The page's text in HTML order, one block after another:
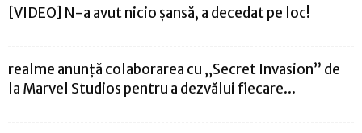
[VIDEO] N-a avut nicio șansă, a decedat pe loc!
realme anunță colaborarea cu „Secret Invasion” de
la Marvel Studios pentru a dezvălui fiecare...